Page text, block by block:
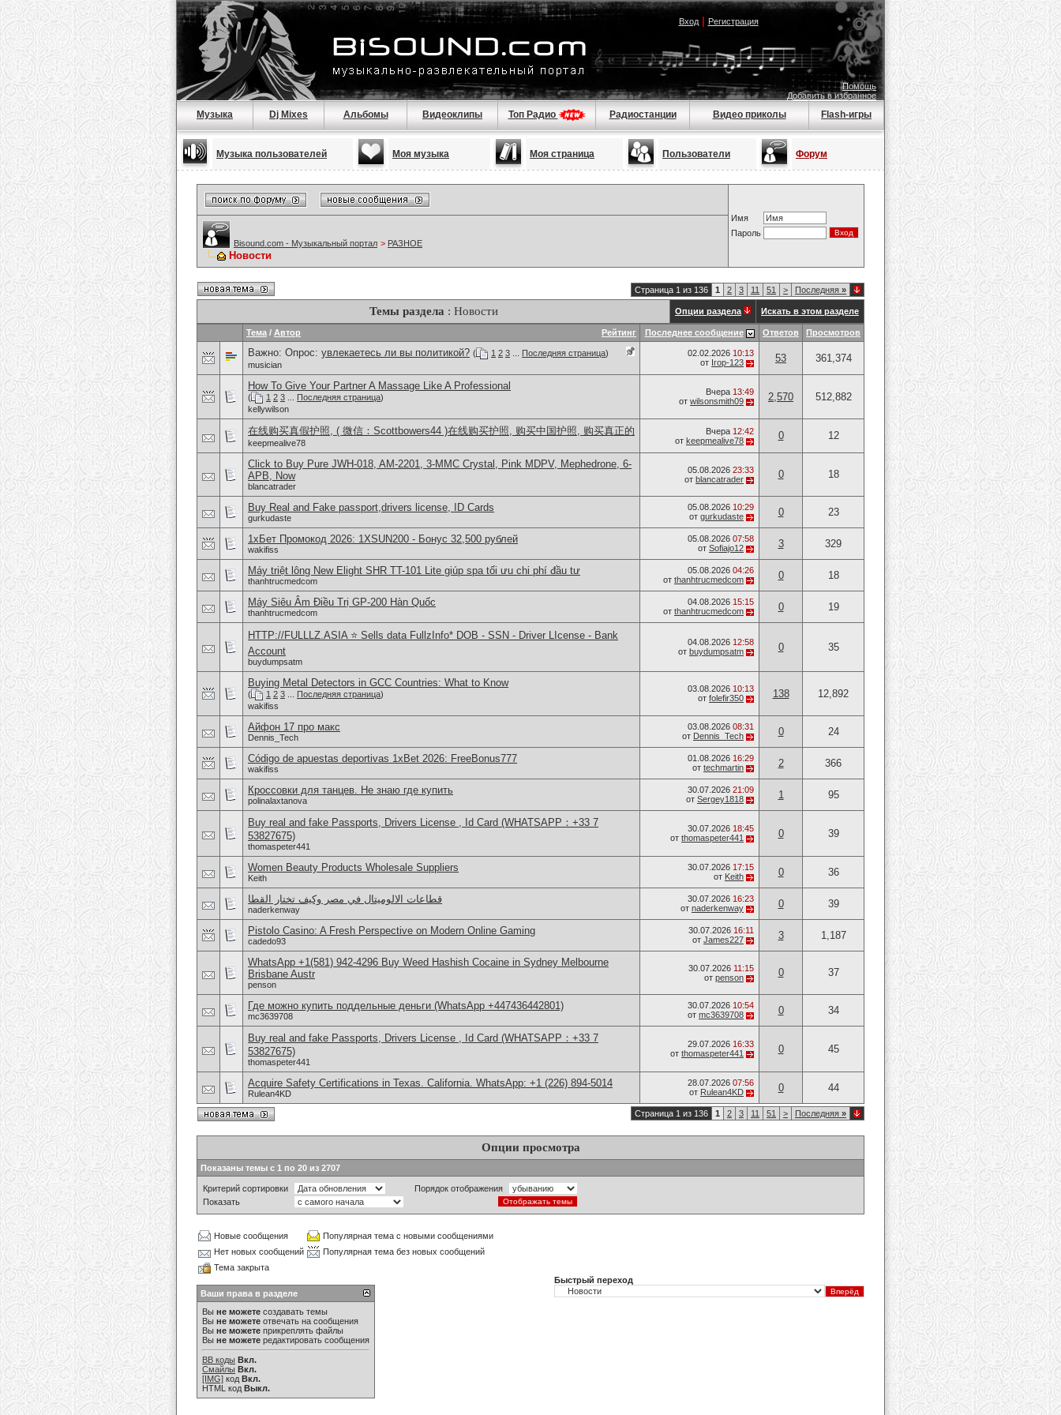
Вход| Регистрация
Помощь
Добавить в избранное
Музыка Dj Mixes Альбомы Видеоклипы Топ Радио Радиостанции Видео приколы Flash-игры
Музыка пользователей Моя музыка Моя страница Пользователи Форум
Имя
Пароль
Bisound.com - Музыкальный портал > РАЗНОЕ
Новости
Страница 1 из 136 1 2 3 11 51 > Последняя »
Темы раздела : Новости Опции раздела Искать в этом разделе
Рейтинг
Тема / Автор Последнее сообщение Ответов Просмотров
Важно: Опрос: увлекаетесь ли вы политикой? ( 1 2 3 Последняя страница)
musician
02.02.2026 10:13
от Ігор-123 53 361,374
How To Give Your Partner A Massage Like A Professional
( 1 2 3 Последняя страница)
kellywilson
Вчера 13:49
от wilsonsmith09 2,570 512,882
在线购买真假护照, ( 微信：Scottbowers44 )在线购买护照, 购买中国护照, 购买真正的
keepmealive78
Вчера 12:42
от keepmealive78 0 12
Click to Buy Pure JWH-018, AM-2201, 3-MMC Crystal, Pink MDPV, Mephedrone, 6-
APB, Now
blancatrader
05.08.2026 23:33
от blancatrader 0 18
Buy Real and Fake passport,drivers license, ID Cards
gurkudaste
05.08.2026 10:29
от gurkudaste 0 23
1хБет Промокод 2026: 1XSUN200 - Бонус 32,500 рублей
wakifiss
05.08.2026 07:58
от Sofiajo12 3 329
Máy triệt lông New Elight SHR TT-101 Lite giúp spa tối ưu chi phí đầu tư
thanhtrucmedcom
05.08.2026 04:26
от thanhtrucmedcom 0 18
Máy Siêu Âm Điều Trị GP-200 Hàn Quốc
thanhtrucmedcom
04.08.2026 15:15
от thanhtrucmedcom 0 19
HTTP://FULLLZ.ASIA ⭐️ Sells data FullzInfo* DOB - SSN - Driver LIcense - Bank
Account
buydumpsatm
04.08.2026 12:58
от buydumpsatm 0 35
Buying Metal Detectors in GCC Countries: What to Know
( 1 2 3 Последняя страница)
wakifiss
03.08.2026 10:13
от folefir350 138 12,892
Айфон 17 про макс
Dennis_Tech
03.08.2026 08:31
от Dennis_Tech 0 24
Código de apuestas deportivas 1xBet 2026: FreeBonus777
wakifiss
01.08.2026 16:29
от techmartin 2 366
Кроссовки для танцев. Не знаю где купить
polinalaxtanova
30.07.2026 21:09
от Sergey1818 1 95
Buy real and fake Passports, Drivers License , Id Card (WHATSAPP：+33 7
53827675)
thomaspeter441
30.07.2026 18:45
от thomaspeter441 0 39
Women Beauty Products Wholesale Suppliers
Keith
30.07.2026 17:15
от Keith 0 36
قطاعات الالوميتال في مصر وكيف تختار القطا
naderkenway
30.07.2026 16:23
от naderkenway 0 39
Pistolo Casino: A Fresh Perspective on Modern Online Gaming
cadedo93
30.07.2026 16:11
от James227 3 1,187
WhatsApp +1(581) 942-4296 Buy Weed Hashish Cocaine in Sydney Melbourne
Brisbane Austr
penson
30.07.2026 11:15
от penson 0 37
Где можно купить поддельные деньги (WhatsApp +447436442801)
mc3639708
30.07.2026 10:54
от mc3639708 0 34
Buy real and fake Passports, Drivers License , Id Card (WHATSAPP：+33 7
53827675)
thomaspeter441
29.07.2026 16:33
от thomaspeter441 0 45
Acquire Safety Certifications in Texas. California. WhatsApp: +1 (226) 894-5014
Rulean4KD
28.07.2026 07:56
от Rulean4KD 0 44
Страница 1 из 136 1 2 3 11 51 > Последняя »
Опции просмотра
Показаны темы с 1 по 20 из 2707
Критерий сортировки
Порядок отображения
Показать
Новые сообщения
Популярная тема с новыми сообщениями
Нет новых сообщений
Популярная тема без новых сообщений
Тема закрыта
Ваши права в разделе
Вы не можете создавать темы
Вы не можете отвечать на сообщения
Вы не можете прикреплять файлы
Вы не можете редактировать сообщения
BB коды Вкл.
Смайлы Вкл.
[IMG] код Вкл.
HTML код Выкл.
Быстрый переход